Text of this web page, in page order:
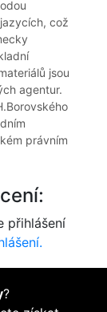
což
jsou
agentur.
právním
přihlášení
?